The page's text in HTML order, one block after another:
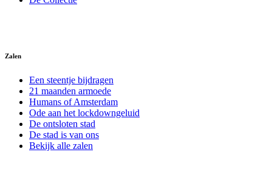
Zalen
Een steentje bijdragen
21 maanden armoede
Humans of Amsterdam
Ode aan het lockdowngeluid
De ontsloten stad
De stad is van ons
Bekijk alle zalen